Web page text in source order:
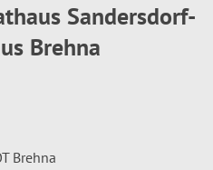
Sandersdorf-
Brehna
Brehna